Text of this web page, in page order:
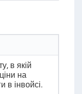
в якій
на
в інвойсі.